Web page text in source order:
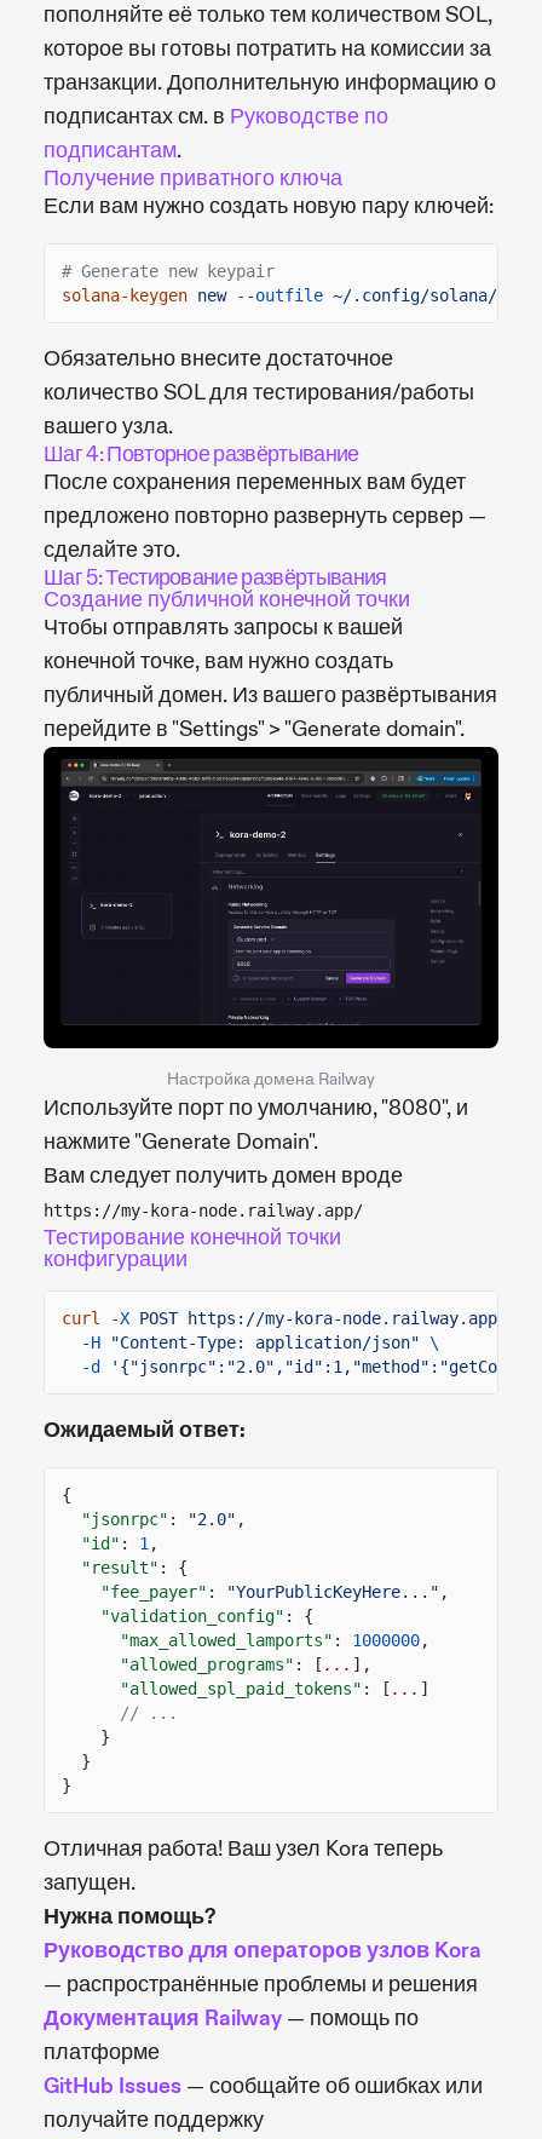
пополняйте её только тем количеством SOL,
которое вы готовы потратить на комиссии за
транзакции. Дополнительную информацию о
подписантах см. в Руководстве по
подписантам.
Получение приватного ключа
Если вам нужно создать новую пару ключей:
# Generate new keypair
solana-keygen new --outfile ~/.config/solana/
Обязательно внесите достаточное
количество SOL для тестирования/работы
вашего узла.
Шаг 4: Повторное развёртывание
После сохранения переменных вам будет
предложено повторно развернуть сервер —
сделайте это.
Шаг 5: Тестирование развёртывания
Создание публичной конечной точки
Чтобы отправлять запросы к вашей
конечной точке, вам нужно создать
публичный домен. Из вашего развёртывания
перейдите в "Settings" > "Generate domain".
Настройка домена Railway
Используйте порт по умолчанию, "8080", и
нажмите "Generate Domain".
Вам следует получить домен вроде
https://my-kora-node.railway.app/
Тестирование конечной точки
конфигурации
curl -X POST https://my-kora-node.railway.app
-H
"Content-Type: application/json" \
-d
Ожидаемый ответ:
{
"jsonrpc" : "2.0" ,
"id" : 1,
"result" : {
"fee_payer" : "YourPublicKeyHere..." ,
"validation_config" : {
"max_allowed_lamports" : 1000000,
"allowed_programs" : [ ... ],
"allowed_spl_paid_tokens" : [ ... ]
// ...
}
}
}
Отличная работа! Ваш узел Kora теперь
запущен.
Нужна помощь?
Руководство для операторов узлов Kora
— распространённые проблемы и решения
Документация Railway — помощь по
платформе
GitHub Issues — сообщайте об ошибках или
получайте поддержку